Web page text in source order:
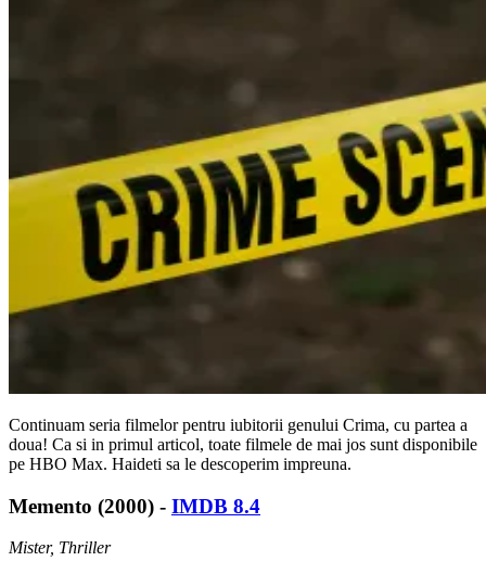
Continuam seria filmelor pentru iubitorii genului Crima, cu partea a
doua! Ca si in primul articol, toate filmele de mai jos sunt disponibile
pe HBO Max. Haideti sa le descoperim impreuna.
Memento (2000) - IMDB 8.4
Mister, Thriller